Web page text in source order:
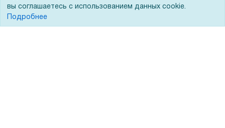
Тендеры
Бренды
вы соглашаетесь с использованием данных cookie.
Подробнее